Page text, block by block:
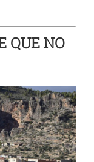
QUE NO